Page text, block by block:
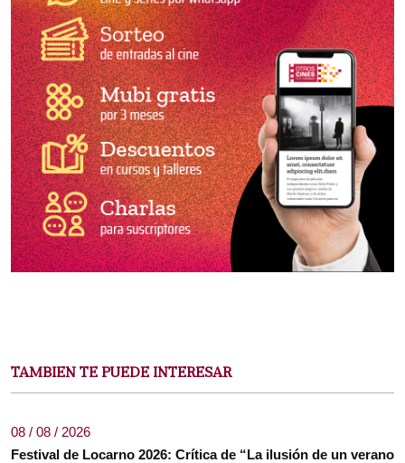
TAMBIEN TE PUEDE INTERESAR
08 / 08 / 2026
Festival de Locarno 2026: Crítica de “La ilusión de un verano